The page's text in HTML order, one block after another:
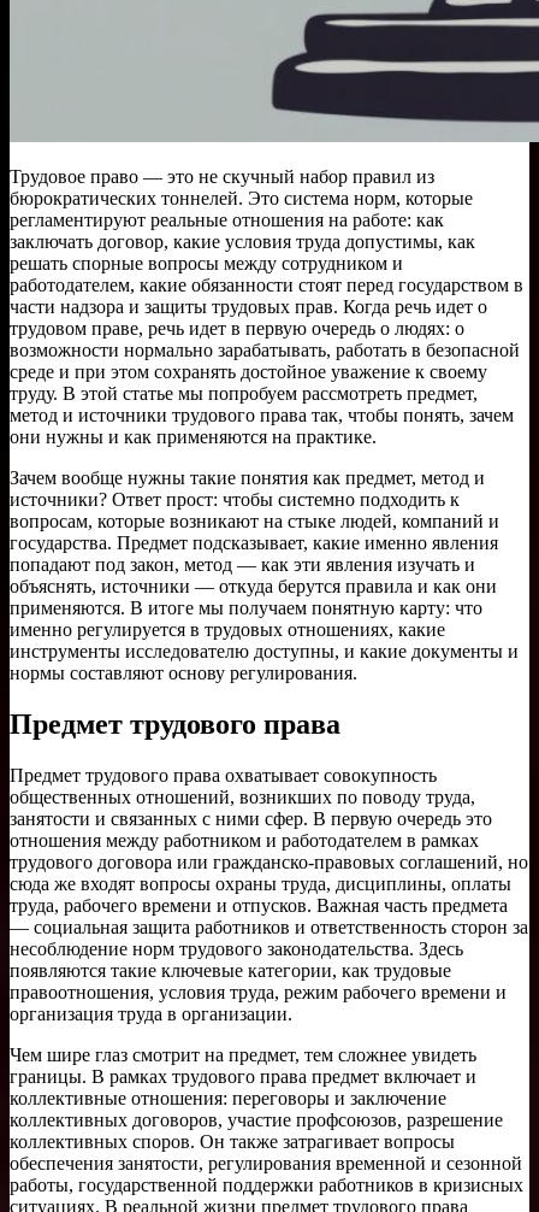
Трудовое право — это не скучный набор правил из
бюрократических тоннелей. Это система норм, которые
регламентируют реальные отношения на работе: как
заключать договор, какие условия труда допустимы, как
решать спорные вопросы между сотрудником и
работодателем, какие обязанности стоят перед государством в
части надзора и защиты трудовых прав. Когда речь идет о
трудовом праве, речь идет в первую очередь о людях: о
возможности нормально зарабатывать, работать в безопасной
среде и при этом сохранять достойное уважение к своему
труду. В этой статье мы попробуем рассмотреть предмет,
метод и источники трудового права так, чтобы понять, зачем
они нужны и как применяются на практике.
Зачем вообще нужны такие понятия как предмет, метод и
источники? Ответ прост: чтобы системно подходить к
вопросам, которые возникают на стыке людей, компаний и
государства. Предмет подсказывает, какие именно явления
попадают под закон, метод — как эти явления изучать и
объяснять, источники — откуда берутся правила и как они
применяются. В итоге мы получаем понятную карту: что
именно регулируется в трудовых отношениях, какие
инструменты исследователю доступны, и какие документы и
нормы составляют основу регулирования.
Предмет трудового права
Предмет трудового права охватывает совокупность
общественных отношений, возникших по поводу труда,
занятости и связанных с ними сфер. В первую очередь это
отношения между работником и работодателем в рамках
трудового договора или гражданско-правовых соглашений, но
сюда же входят вопросы охраны труда, дисциплины, оплаты
труда, рабочего времени и отпусков. Важная часть предмета
— социальная защита работников и ответственность сторон за
несоблюдение норм трудового законодательства. Здесь
появляются такие ключевые категории, как трудовые
правоотношения, условия труда, режим рабочего времени и
организация труда в организации.
Чем шире глаз смотрит на предмет, тем сложнее увидеть
границы. В рамках трудового права предмет включает и
коллективные отношения: переговоры и заключение
коллективных договоров, участие профсоюзов, разрешение
коллективных споров. Он также затрагивает вопросы
обеспечения занятости, регулирования временной и сезонной
работы, государственной поддержки работников в кризисных
ситуациях. В реальной жизни предмет трудового права